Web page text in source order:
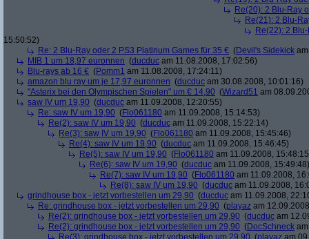
Re(20): 2 Blu-Ray
Re(21): 2 Blu-
Re(22): 2
15:50:52)
Re: 2 Blu-Ray oder 2 PS3 Platinum Games für 35 € (Devil's Sidekick
MIB 1 um 18,97 euronnen (ducduc am 11.08.2008, 17:02:56)
Blu-rays ab 16 € (Pomm1 am 11.08.2008, 17:24:11)
amazon blu ray um je 17,97 euronnen (ducduc am 30.08.2008, 10:01:16)
"Asterix bei den Olympischen Spielen" um € 14,90 (Wizard51 am
saw IV um 19,90 (ducduc am 11.09.2008, 12:20:55)
Re: saw IV um 19,90 (Flo061180 am 11.09.2008, 15:14:53)
Re(2): saw IV um 19,90 (ducduc am 11.09.2008, 15:22:14)
Re(3): saw IV um 19,90 (Flo061180 am 11.09.2008, 15:45:46)
Re(4): saw IV um 19,90 (ducduc am 11.09.2008, 15:46:45)
Re(5): saw IV um 19,90 (Flo061180 am 11.09.2008,
Re(6): saw IV um 19,90 (ducduc am 11.09.2008, 15:49:48)
Re(7): saw IV um 19,90 (Flo061180 am 11.09.2008,
Re(8): saw IV um 19,90 (ducduc am 11.09.2008,
grindhouse box - jetzt vorbestellen um 29,90 (ducduc am 11.09.2008,
Re: grindhouse box - jetzt vorbestellen um 29,90 (playaz am
Re(2): grindhouse box - jetzt vorbestellen um 29,90 (ducduc am
Re(2): grindhouse box - jetzt vorbestellen um 29,90 (DocSchneck
Re(3): grindhouse box - jetzt vorbestellen um 29,90 (playaz am